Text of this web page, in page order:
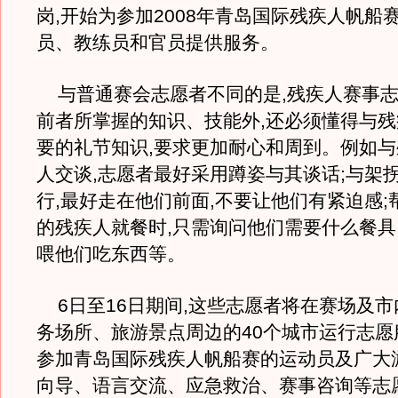
岗,开始为参加2008年青岛国际残疾人帆船
员、教练员和官员提供服务。
与普通赛会志愿者不同的是,残疾人赛事
前者所掌握的知识、技能外,还必须懂得与
要的礼节知识,要求更加耐心和周到。例如
人交谈,志愿者最好采用蹲姿与其谈话;与架
行,最好走在他们前面,不要让他们有紧迫感;
的残疾人就餐时,只需询问他们需要什么餐
喂他们吃东西等。
6日至16日期间,这些志愿者将在赛场及市
务场所、旅游景点周边的40个城市运行志
参加青岛国际残疾人帆船赛的运动员及广大
向导、语言交流、应急救治、赛事咨询等志